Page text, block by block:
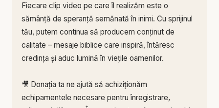
Fiecare clip video pe care îl realizăm este o
sămânță de speranță semănată în inimi. Cu sprijinul
tău, putem continua să producem conținut de
calitate – mesaje biblice care inspiră, întăresc
credința și aduc lumină în viețile oamenilor.
🎥 Donația ta ne ajută să achiziționăm
echipamentele necesare pentru înregistrare,